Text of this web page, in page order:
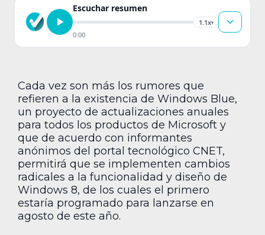
Escuchar resumen
1.1x▾
0:00
Cada vez son más los rumores que
refieren a la existencia de Windows Blue,
un proyecto de actualizaciones anuales
para todos los productos de Microsoft y
que de acuerdo con informantes
anónimos del portal tecnológico CNET,
permitirá que se implementen cambios
radicales a la funcionalidad y diseño de
Windows 8, de los cuales el primero
estaría programado para lanzarse en
agosto de este año.